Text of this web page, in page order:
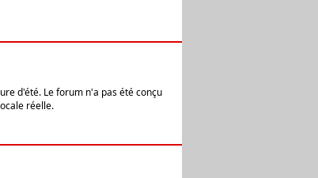
d'été. Le forum n'a pas été conçu
réelle.